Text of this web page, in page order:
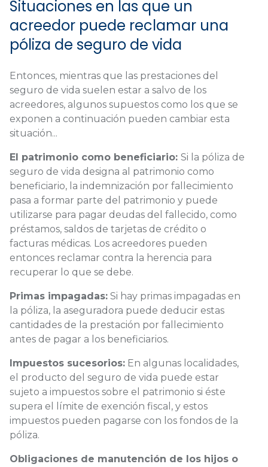
Situaciones en las que un
acreedor puede reclamar una
póliza de seguro de vida
Entonces, mientras que las prestaciones del
seguro de vida suelen estar a salvo de los
acreedores, algunos supuestos como los que se
exponen a continuación pueden cambiar esta
situación...
El patrimonio como beneficiario: Si la póliza de
seguro de vida designa al patrimonio como
beneficiario, la indemnización por fallecimiento
pasa a formar parte del patrimonio y puede
utilizarse para pagar deudas del fallecido, como
préstamos, saldos de tarjetas de crédito o
facturas médicas. Los acreedores pueden
entonces reclamar contra la herencia para
recuperar lo que se debe.
Primas impagadas: Si hay primas impagadas en
la póliza, la aseguradora puede deducir estas
cantidades de la prestación por fallecimiento
antes de pagar a los beneficiarios.
Impuestos sucesorios: En algunas localidades,
el producto del seguro de vida puede estar
sujeto a impuestos sobre el patrimonio si éste
supera el límite de exención fiscal, y estos
impuestos pueden pagarse con los fondos de la
póliza.
Obligaciones de manutención de los hijos o